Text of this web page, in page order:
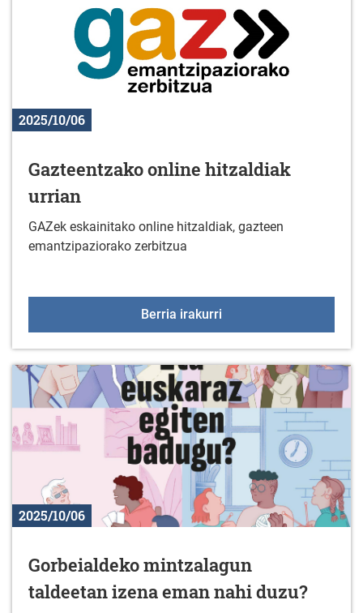
2025/10/06
Gazteentzako online hitzaldiak
urrian
GAZek eskainitako online hitzaldiak, gazteen
emantzipaziorako zerbitzua
Berria irakurri
2025/10/06
Gorbeialdeko mintzalagun
taldeetan izena eman nahi duzu?